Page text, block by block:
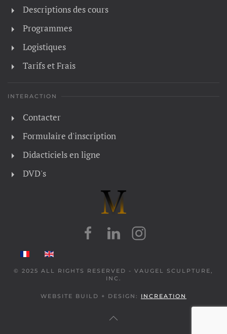
Descriptions des cours
Programmes
Logistiques
Tarifs et Frais
INTERACTION
Contacter
Formulaire d'inscription
Didacticiels en ligne
DVD's
© 2025 ALL RIGHTS RESERVED - VAUGEL SCULPTURE,
INC.
WEBSITE BUILD + DESIGN: INCREATION